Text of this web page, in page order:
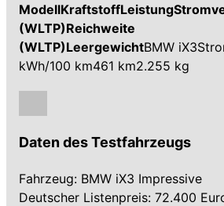
(WLTP)Reichweite
(WLTP)LeergewichtBMW
kWh/100 km461 km2.255 kg
Daten des Testfahrzeugs
Fahrzeug: BMW iX3 Impressive
Deutscher Listenpreis: 72.400